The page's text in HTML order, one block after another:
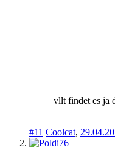
vllt findet es ja
#11 Coolcat,